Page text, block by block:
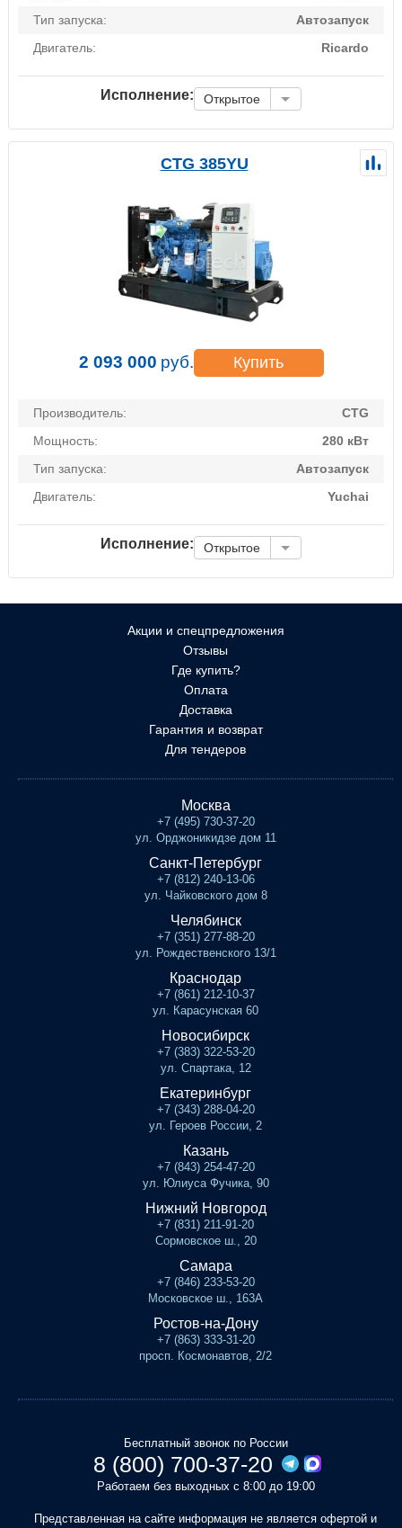
Тип запуска:
Автозапуск
Двигатель:
Ricardo
Исполнение: Открытое
CTG 385YU
2 093 000 руб. Купить
Производитель:
CTG
Мощность:
280 кВт
Тип запуска:
Автозапуск
Двигатель:
Yuchai
Исполнение: Открытое
Акции и спецпредложения
Отзывы
Где купить?
Оплата
Доставка
Гарантия и возврат
Для тендеров
Москва
+7 (495) 730-37-20
ул. Орджоникидзе дом 11
Санкт-Петербург
+7 (812) 240-13-06
ул. Чайковского дом 8
Челябинск
+7 (351) 277-88-20
ул. Рождественского 13/1
Краснодар
+7 (861) 212-10-37
ул. Карасунская 60
Новосибирск
+7 (383) 322-53-20
ул. Спартака, 12
Екатеринбург
+7 (343) 288-04-20
ул. Героев России, 2
Казань
+7 (843) 254-47-20
ул. Юлиуса Фучика, 90
Нижний Новгород
+7 (831) 211-91-20
Сормовское ш., 20
Самара
+7 (846) 233-53-20
Московское ш., 163А
Ростов-на-Дону
+7 (863) 333-31-20
просп. Космонавтов, 2/2
Бесплатный звонок по России
8 (800) 700-37-20
Работаем без выходных с 8:00 до 19:00
Представленная на сайте информация не является офертой и